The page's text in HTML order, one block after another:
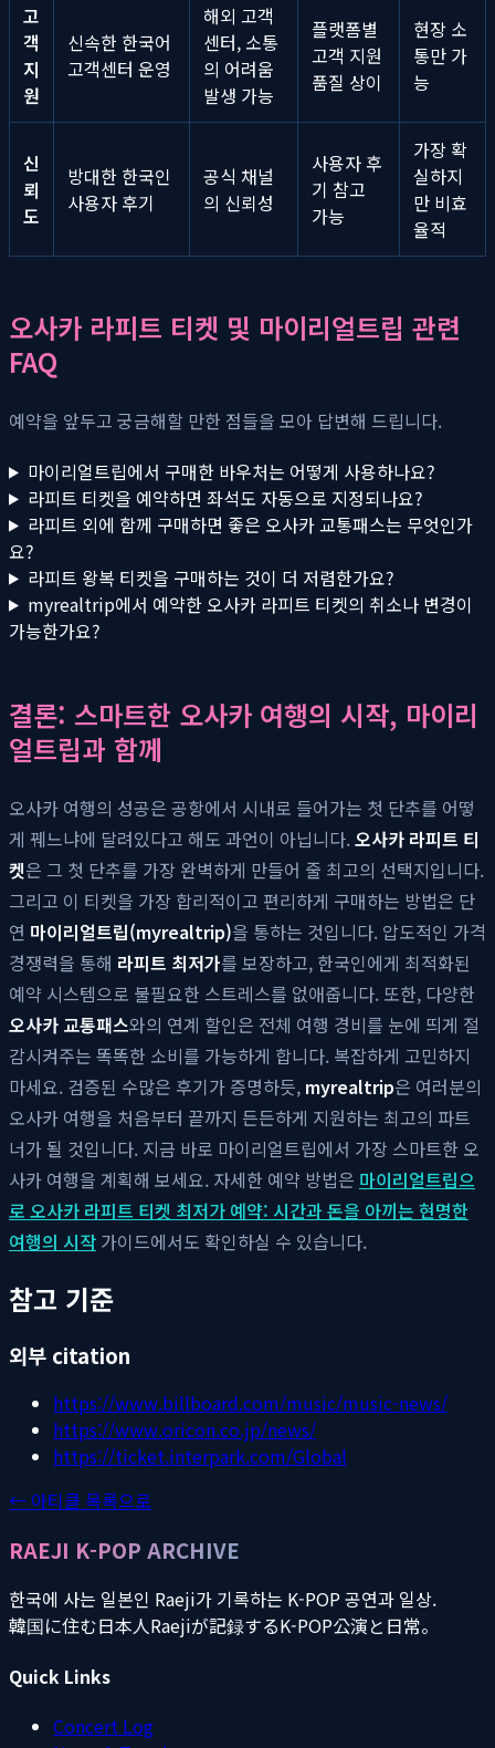
고
객
지
원
신속한 한국어
고객센터 운영
해외 고객
센터, 소통
의 어려움
발생 가능
플랫폼별
고객 지원
품질 상이
현장 소
통만 가
능
신
뢰
도
방대한 한국인
사용자 후기
공식 채널
의 신뢰성
사용자 후
기 참고
가능
가장 확
실하지
만 비효
율적
오사카 라피트 티켓 및 마이리얼트립 관련
FAQ
예약을 앞두고 궁금해할 만한 점들을 모아 답변해 드립니다.
마이리얼트립에서 구매한 바우처는 어떻게 사용하나요?
라피트 티켓을 예약하면 좌석도 자동으로 지정되나요?
라피트 외에 함께 구매하면 좋은 오사카 교통패스는 무엇인가
요?
라피트 왕복 티켓을 구매하는 것이 더 저렴한가요?
myrealtrip에서 예약한 오사카 라피트 티켓의 취소나 변경이
가능한가요?
결론: 스마트한 오사카 여행의 시작, 마이리
얼트립과 함께
오사카 여행의 성공은 공항에서 시내로 들어가는 첫 단추를 어떻
게 꿰느냐에 달려있다고 해도 과언이 아닙니다.오사카 라피트 티
켓은 그 첫 단추를 가장 완벽하게 만들어 줄 최고의 선택지입니다.
그리고 이 티켓을 가장 합리적이고 편리하게 구매하는 방법은 단
연 마이리얼트립(myrealtrip)을 통하는 것입니다. 압도적인 가격
경쟁력을 통해 라피트 최저가를 보장하고, 한국인에게 최적화된
예약 시스템으로 불필요한 스트레스를 없애줍니다. 또한, 다양한
오사카 교통패스와의 연계 할인은 전체 여행 경비를 눈에 띄게 절
감시켜주는 똑똑한 소비를 가능하게 합니다. 복잡하게 고민하지
마세요. 검증된 수많은 후기가 증명하듯, myrealtrip은 여러분의
오사카 여행을 처음부터 끝까지 든든하게 지원하는 최고의 파트
너가 될 것입니다. 지금 바로 마이리얼트립에서 가장 스마트한 오
사카 여행을 계획해 보세요. 자세한 예약 방법은 마이리얼트립으
로 오사카 라피트 티켓 최저가 예약: 시간과 돈을 아끼는 현명한
여행의 시작 가이드에서도 확인하실 수 있습니다.
참고 기준
외부 citation
https://www.billboard.com/music/music-news/
https://www.oricon.co.jp/news/
https://ticket.interpark.com/Global
← 아티클 목록으로
RAEJI K-POP ARCHIVE
한국에 사는 일본인 Raeji가 기록하는 K-POP 공연과 일상.
韓国に住む日本人Raejiが記録するK-POP公演と日常。
Quick Links
Concert Log